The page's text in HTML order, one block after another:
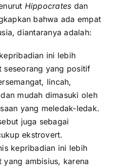
Hippocrates dan
bahwa ada empat
diantaranya adalah:
ini lebih
seseorang yang positif
lincah,
mudah dimasuki oleh
yang meledak-ledak.
juga sebagai
ekstrovert.
kepribadian ini lebih
yang ambisius, karena